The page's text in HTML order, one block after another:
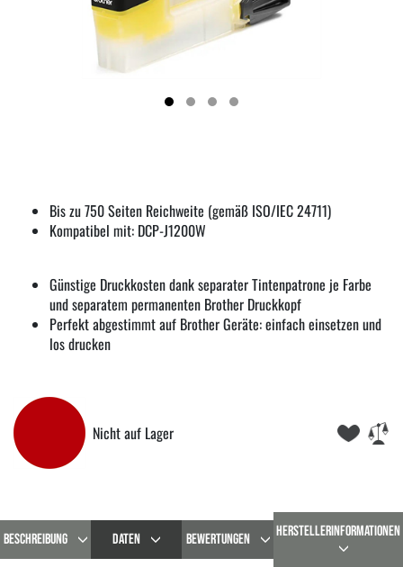
Bis zu 750 Seiten Reichweite (gemäß ISO/IEC 24711)
Kompatibel mit: DCP-J1200W
Günstige Druckkosten dank separater Tintenpatrone je Farbe
und separatem permanenten Brother Druckkopf
Perfekt abgestimmt auf Brother Geräte: einfach einsetzen und
los drucken
Nicht auf Lager
BESCHREIBUNG DATEN BEWERTUNGEN HERSTELLERINFORMATIONEN